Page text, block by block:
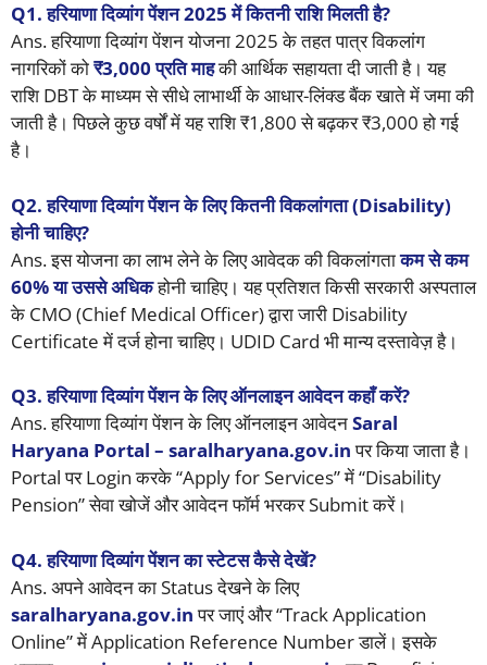
Q1.हरियाणा दिव्यांग पेंशन 2025 में कितनी राशि मिलती है?
Ans. हरियाणा दिव्यांग पेंशन योजना 2025 के तहत पात्र विकलांग
नागरिकों को₹3,000 प्रति माहकी आर्थिक सहायता दी जाती है। यह
राशि DBT के माध्यम से सीधे लाभार्थी के आधार-लिंक्ड बैंक खाते में जमा की
जाती है। पिछले कुछ वर्षों में यह राशि ₹1,800 से बढ़कर ₹3,000 हो गई
है।
Q2.हरियाणा दिव्यांग पेंशन के लिए कितनी विकलांगता (Disability)
होनी चाहिए?
Ans. इस योजना का लाभ लेने के लिए आवेदक की विकलांगताकम से कम
60% या उससे अधिकहोनी चाहिए। यह प्रतिशत किसी सरकारी अस्पताल
के CMO (Chief Medical Officer) द्वारा जारी Disability
Certificate में दर्ज होना चाहिए। UDID Card भी मान्य दस्तावेज़ है।
Q3.हरियाणा दिव्यांग पेंशन के लिए ऑनलाइन आवेदन कहाँ करें?
Ans. हरियाणा दिव्यांग पेंशन के लिए ऑनलाइन आवेदनSaral
Haryana Portal – saralharyana.gov.inपर किया जाता है।
Portal पर Login करके “Apply for Services” में “Disability
Pension” सेवा खोजें और आवेदन फॉर्म भरकर Submit करें।
Q4.हरियाणा दिव्यांग पेंशन का स्टेटस कैसे देखें?
Ans. अपने आवेदन का Status देखने के लिए
saralharyana.gov.inपर जाएं और “Track Application
Online” में Application Reference Number डालें। इसके